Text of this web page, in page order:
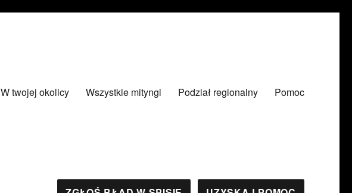
W twojej okolicy Wszystkie mityngi Podział regionalny Pomoc